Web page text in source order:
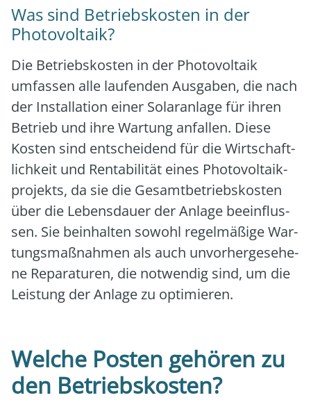
Was sind Betriebskosten in der
Photovoltaik?
Die Betriebs­kos­ten in der Pho­to­vol­ta­ik
umfas­sen alle lau­fen­den Aus­ga­ben, die nach
der Instal­la­ti­on einer Solar­an­la­ge für ihren
Betrieb und ihre War­tung anfal­len. Die­se
Kos­ten sind ent­schei­dend für die Wirt­schaft­
lich­keit und Ren­ta­bi­li­tät eines Pho­to­vol­ta­ik­
pro­jekts, da sie die Gesamt­be­triebs­kos­ten
über die Lebens­dau­er der Anla­ge beein­flus­
sen. Sie beinhal­ten sowohl regel­mä­ßi­ge War­
tungs­maß­nah­men als auch unvor­her­ge­se­he­
ne Repa­ra­tu­ren, die not­wen­dig sind, um die
Leis­tung der Anla­ge zu opti­mie­ren.
Welche Posten gehören zu
den Betriebskosten?